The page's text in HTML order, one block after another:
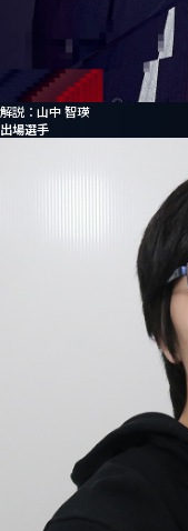
解説：山中 智瑛
出場選手